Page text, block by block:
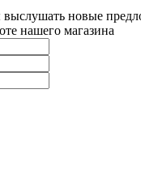
новые
нашего магазина